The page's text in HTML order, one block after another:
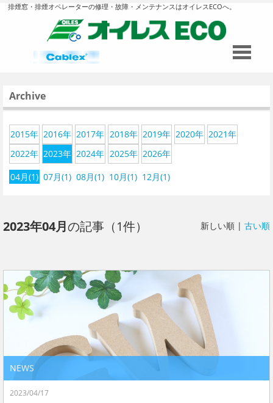
排煙窓・排煙オペレーターの修理・故障・メンテナンスはオイレスECOへ。
Archive
2015年 2016年 2017年 2018年 2019年 2020年 2021年
2022年 2023年 2024年 2025年 2026年
04月(1) 07月(1) 08月(1) 10月(1) 12月(1)
2023年04月の記事（1件） 新しい順 | 古い順
NEWS
2023/04/17